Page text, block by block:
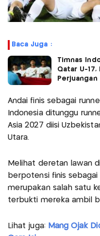
Baca Juga :
Timnas
Qatar U-17,
Perjuangan
Andai finis sebagai
Indonesia ditunggu
Asia 2027 diisi
Utara.
Melihat deretan lawan
berpotensi finis sebagai
merupakan salah satu
terbukti mereka ambil
Lihat juga: Mang Ojak